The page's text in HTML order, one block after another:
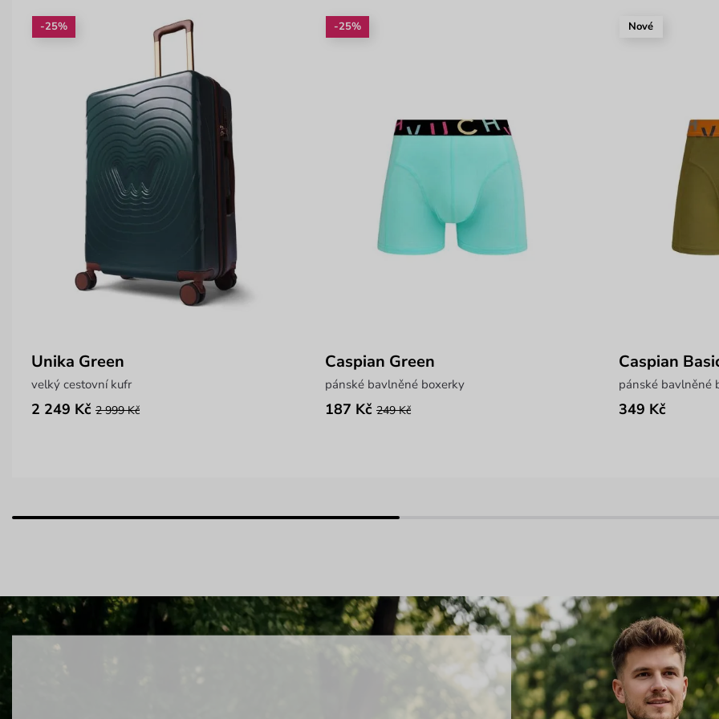
-25%
Unika Green
velký cestovní kufr
2 249 Kč 2 999 Kč
-25%
Caspian Green
pánské bavlněné boxerky
187 Kč 249 Kč
Nové
Caspian
pánské bavlněné
349 Kč